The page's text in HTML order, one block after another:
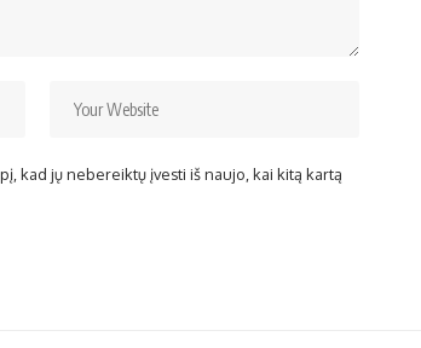
kad jų nebereiktų įvesti iš naujo, kai kitą kartą